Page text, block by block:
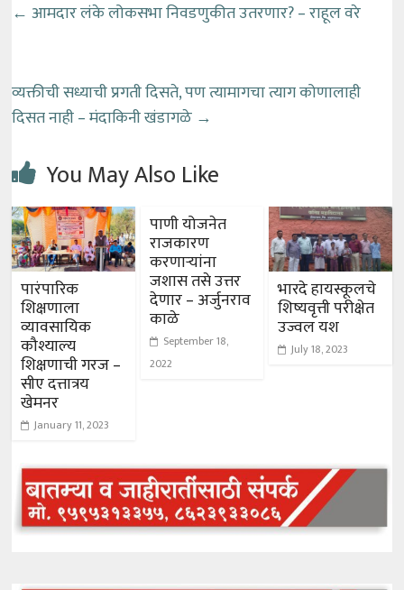
← आमदार लंके लोकसभा निवडणुकीत उतरणार? – राहूल वरे
व्यक्तीची सध्याची प्रगती दिसते, पण त्यामागचा त्याग कोणालाही
दिसत नाही – मंदाकिनी खंडागळे →
You May Also Like
पारंपारिक
शिक्षणाला
व्यावसायिक
कौश्याल्य
शिक्षणाची गरज –
सीए दत्तात्रय
खेमनर
January 11, 2023
पाणी योजनेत
राजकारण
करणाऱ्यांना
जशास तसे उत्तर
देणार – अर्जुनराव
काळे
September 18,
2022
भारदे हायस्कूलचे
शिष्यवृत्ती परीक्षेत
उज्वल यश
July 18, 2023